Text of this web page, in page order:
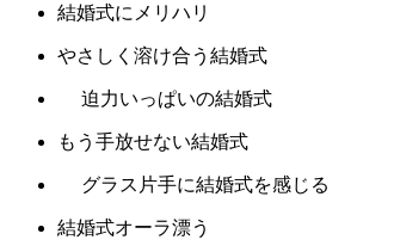
結婚式にメリハリ
やさしく溶け合う結婚式
迫力いっぱいの結婚式
もう手放せない結婚式
グラス片手に結婚式を感じる
結婚式オーラ漂う